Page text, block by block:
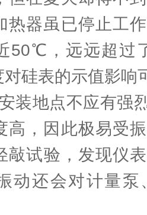
热器虽已停止工
50℃，远远超过
硅表的示值影响
地点不应有强烈
高，因此极易受
敲试验，发现仪
动还会对计量